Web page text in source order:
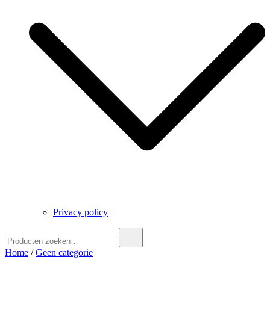
Privacy policy
naar:
Home /Geen categorie